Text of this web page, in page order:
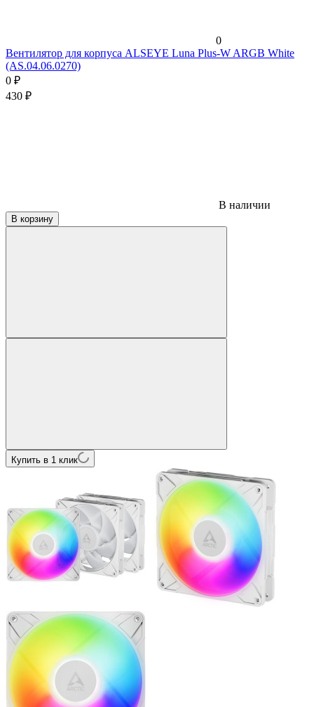
0
Вентилятор для корпуса ALSEYE Luna Plus-W ARGB White
(AS.04.06.0270)
0 ₽
430 ₽
В наличии
В корзину
Купить в 1 клик